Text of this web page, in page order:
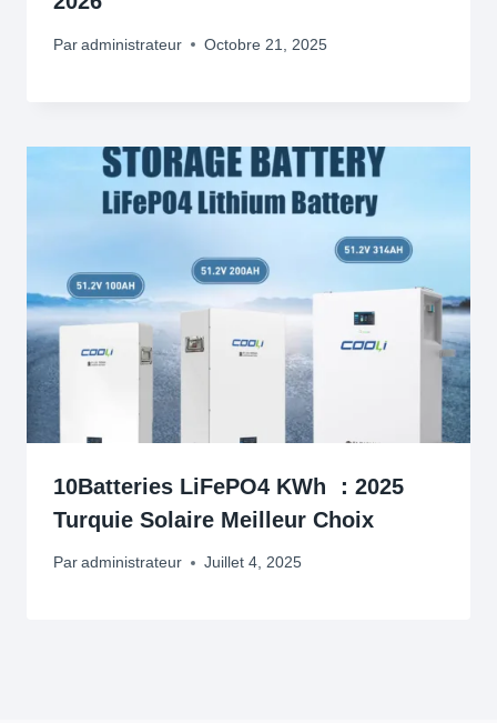
Par administrateur Octobre 21, 2025
10Batteries LiFePO4 KWh ：2025
Turquie Solaire Meilleur Choix
Par administrateur Juillet 4, 2025